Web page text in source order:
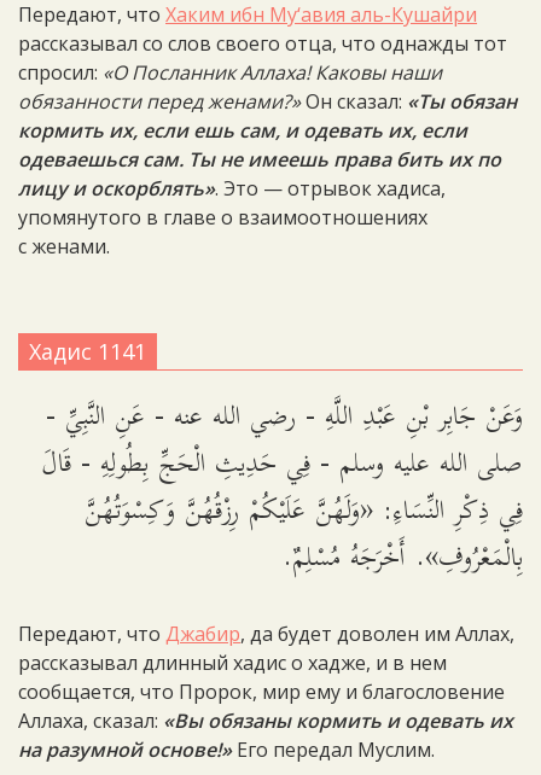
Передают, что Хаким ибн Му‘авия аль-Кушайри
рассказывал со слов своего отца, что однажды тот
спросил: «О Посланник Аллаха! Каковы наши
обязанности перед женами?»Он сказал: «Ты обязан
кормить их, если ешь сам, и одевать их, если
одеваешься сам. Ты не имеешь права бить их по
лицу и оскорблять». Это — отрывок хадиса,
упомянутого в главе о взаимоотношениях
с женами.
Хадис 1141
وَعَنْ جَابِر بْنِ عَبْدِ اللَّهِ - رضي الله عنه - عَنِ النَّبِيِّ -
صلى الله عليه وسلم - فِي حَدِيثِ الْحَجِّ بِطُولِهِ - قَالَ
فِي ذِكْرِ النِّسَاءِ: «وَلَهُنَّ عَلَيْكُمْ رِزْقُهُنَّ وَكِسْوَتُهُنَّ
بِالْمَعْرُوفِ». أَخْرَجَهُ مُسْلِمٌ.
Передают, что Джабир, да будет доволен им Аллах,
рассказывал длинный хадис о хадже, и в нем
сообщается, что Пророк, мир ему и благословение
Аллаха, сказал: «Вы обязаны кормить и одевать их
на разумной основе!»Его передал Муслим.